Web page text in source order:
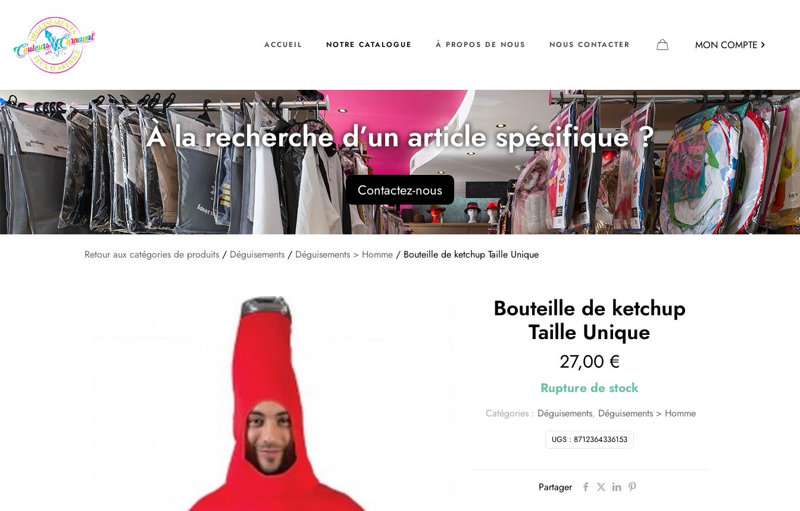
ACCUEIL NOTRE CATALOGUE À PROPOS DE NOUS NOUS CONTACTER MON COMPTE
À la recherche d’un article spécifique ?
Contactez-nous
Retour aux catégories de produits / Déguisements / Déguisements > Homme / Bouteille de ketchup Taille Unique
Bouteille de ketchup
Taille Unique
27,00 €
Rupture de stock
UGS : 8712364336153
Catégories : Déguisements, Déguisements > Homme
Partager